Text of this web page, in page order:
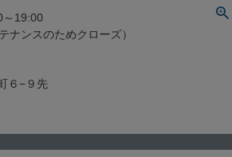
～19:00
ナンスのためクローズ）
６−９先